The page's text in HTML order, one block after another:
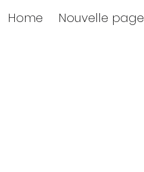
Home Nouvelle page